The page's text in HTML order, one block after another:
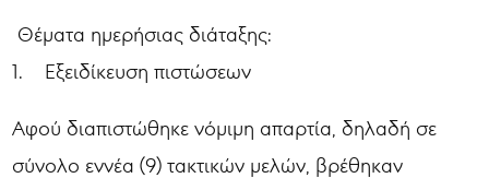
Θέματα ημερήσιας διάταξης:
1. Εξειδίκευση πιστώσεων
Αφού διαπιστώθηκε νόμιμη απαρτία, δηλαδή σε
σύνολο εννέα (9) τακτικών μελών, βρέθηκαν